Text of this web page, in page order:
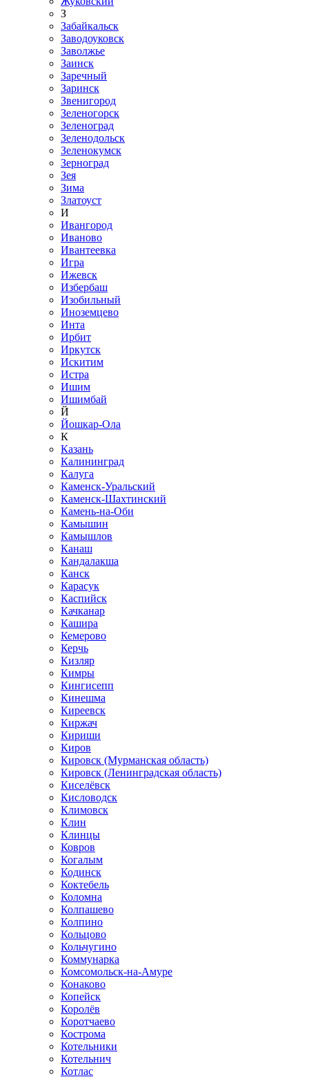
З
Забайкальск
Заводоуковск
Заволжье
Заинск
Заречный
Заринск
Звенигород
Зеленогорск
Зеленоград
Зеленодольск
Зеленокумск
Зерноград
Зея
Зима
Златоуст
И
Ивангород
Иваново
Ивантеевка
Игра
Ижевск
Избербаш
Изобильный
Иноземцево
Инта
Ирбит
Иркутск
Искитим
Истра
Ишим
Ишимбай
Й
Йошкар-Ола
К
Казань
Калининград
Калуга
Каменск-Уральский
Каменск-Шахтинский
Камень-на-Оби
Камышин
Камышлов
Канаш
Кандалакша
Канск
Карасук
Каспийск
Качканар
Кашира
Кемерово
Керчь
Кизляр
Кимры
Кингисепп
Кинешма
Киреевск
Киржач
Кириши
Киров
Кировск (Мурманская область)
Кировск (Ленинградская область)
Киселёвск
Кисловодск
Климовск
Клин
Клинцы
Ковров
Когалым
Кодинск
Коктебель
Коломна
Колпашево
Колпино
Кольцово
Кольчугино
Коммунарка
Комсомольск-на-Амуре
Конаково
Копейск
Королёв
Коротчаево
Кострома
Котельники
Котельнич
Котлас